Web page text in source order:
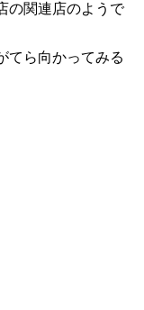
の関連店のようで
てら向かってみる